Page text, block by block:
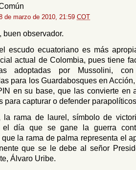
de marzo de 2010, 21:59 COT
buen observador.
escudo ecuatoriano es más
actual de Colombia, pues tiene
adoptadas por Mussolini,
para los Guardabosques en
en su base, que las convierte en
para capturar o defender
la rama de laurel, símbolo de
el día que se gane la guerra
que la rama de palma representa el
que se le debe al señor
Álvaro Uribe.